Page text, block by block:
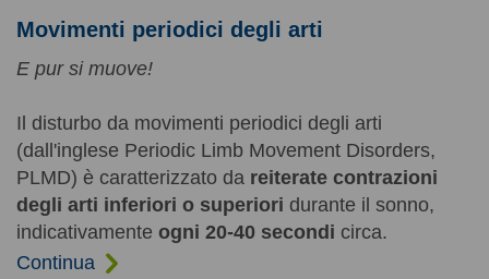
Movimenti periodici degli arti
E pur si muove!
Il disturbo da movimenti periodici degli arti
(dall'inglese Periodic Limb Movement Disorders,
PLMD) è caratterizzato da reiterate contrazioni
degli arti inferiori o superiori durante il sonno,
indicativamente ogni 20-40 secondi circa.
Continua